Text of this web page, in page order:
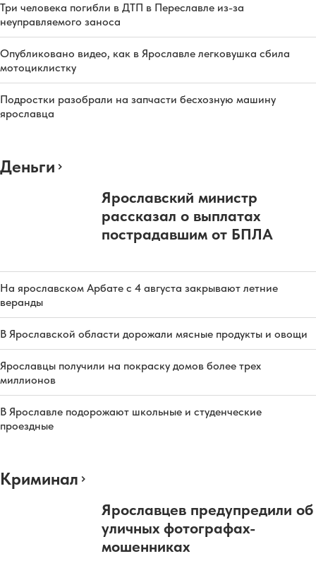
Три человека погибли в ДТП в Переславле из-за
неуправляемого заноса
Опубликовано видео, как в Ярославле легковушка сбила
мотоциклистку
Подростки разобрали на запчасти бесхозную машину
ярославца
Деньги
Ярославский министр
рассказал о выплатах
пострадавшим от БПЛА
На ярославском Арбате с 4 августа закрывают летние
веранды
В Ярославской области дорожали мясные продукты и овощи
Ярославцы получили на покраску домов более трех
миллионов
В Ярославле подорожают школьные и студенческие
проездные
Криминал
Ярославцев предупредили об
уличных фотографах-
мошенниках